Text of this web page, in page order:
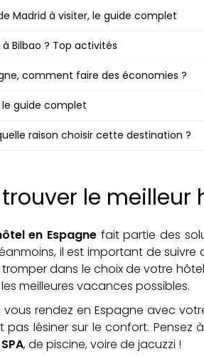
Madrid à visiter, le guide complet
Bilbao ? Top activités
comment faire des économies ?
le guide complet
raison choisir cette destination ?
le meilleur
en Espagne fait partie des
il est important de
dans le choix de votre
meilleures vacances possibles.
vous rendez en Espagne avec
pas lésiner sur le confort. Pensez
, de piscine, voire de jacuzzi !